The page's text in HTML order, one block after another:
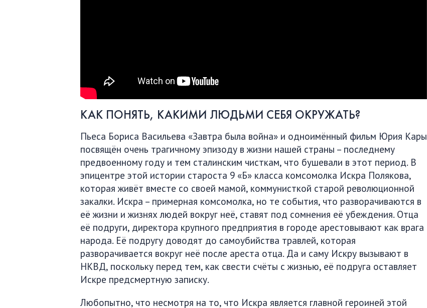
КАК ПОНЯТЬ, КАКИМИ ЛЮДЬМИ СЕБЯ ОКРУЖАТЬ?
Пьеса Бориса Васильева «Завтра была война» и одноимённый фильм Юрия Кары
посвящён очень трагичному эпизоду в жизни нашей страны – последнему
предвоенному году и тем сталинским чисткам, что бушевали в этот период. В
эпицентре этой истории староста 9 «Б» класса комсомолка Искра Полякова,
которая живёт вместе со своей мамой, коммунисткой старой революционной
закалки. Искра – примерная комсомолка, но те события, что разворачиваются в
её жизни и жизнях людей вокруг неё, ставят под сомнения её убеждения. Отца
её подруги, директора крупного предприятия в городе арестовывают как врага
народа. Её подругу доводят до самоубийства травлей, которая
разворачивается вокруг неё после ареста отца. Да и саму Искру вызывают в
НКВД, поскольку перед тем, как свести счёты с жизнью, её подруга оставляет
Искре предсмертную записку.
Любопытно, что несмотря на то, что Искра является главной героиней этой